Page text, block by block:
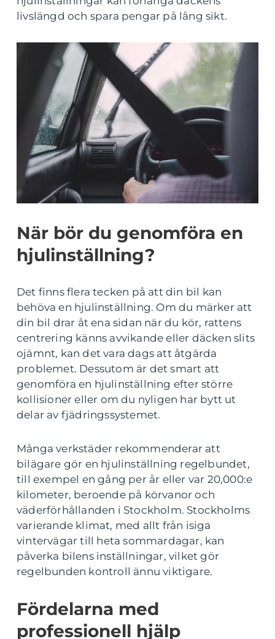
livslängd och spara pengar på lång sikt.
När bör du genomföra en
hjulinställning?
Det finns flera tecken på att din bil kan
behöva en hjulinställning. Om du märker att
din bil drar åt ena sidan när du kör, rattens
centrering känns avvikande eller däcken slits
ojämnt, kan det vara dags att åtgärda
problemet. Dessutom är det smart att
genomföra en hjulinställning efter större
kollisioner eller om du nyligen har bytt ut
delar av fjädringssystemet.
Många verkstäder rekommenderar att
bilägare gör en hjulinställning regelbundet,
till exempel en gång per år eller var 20,000:e
kilometer, beroende på körvanor och
väderförhållanden i Stockholm. Stockholms
varierande klimat, med allt från isiga
vintervägar till heta sommardagar, kan
påverka bilens inställningar, vilket gör
regelbunden kontroll ännu viktigare.
Fördelarna med
professionell hjälp